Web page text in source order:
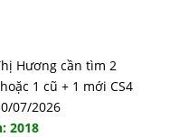
Hương cần tìm 2
1 cũ + 1 mới CS4
07/2026
2018